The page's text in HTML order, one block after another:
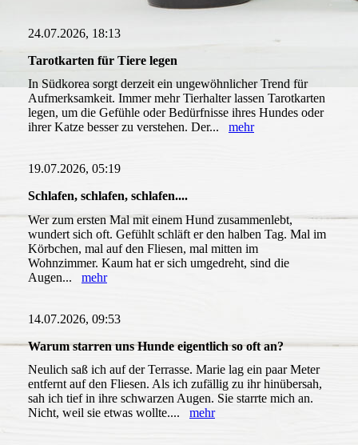
24.07.2026, 18:13
Tarotkarten für Tiere legen
In Südkorea sorgt derzeit ein ungewöhnlicher Trend für
Aufmerksamkeit. Immer mehr Tierhalter lassen Tarotkarten
legen, um die Gefühle oder Bedürfnisse ihres Hundes oder
ihrer Katze besser zu verstehen. Der... mehr
19.07.2026, 05:19
Schlafen, schlafen, schlafen....
Wer zum ersten Mal mit einem Hund zusammenlebt,
wundert sich oft. Gefühlt schläft er den halben Tag. Mal im
Körbchen, mal auf den Fliesen, mal mitten im
Wohnzimmer. Kaum hat er sich umgedreht, sind die
Augen... mehr
14.07.2026, 09:53
Warum starren uns Hunde eigentlich so oft an?
Neulich saß ich auf der Terrasse. Marie lag ein paar Meter
entfernt auf den Fliesen. Als ich zufällig zu ihr hinübersah,
sah ich tief in ihre schwarzen Augen. Sie starrte mich an.
Nicht, weil sie etwas wollte.... mehr